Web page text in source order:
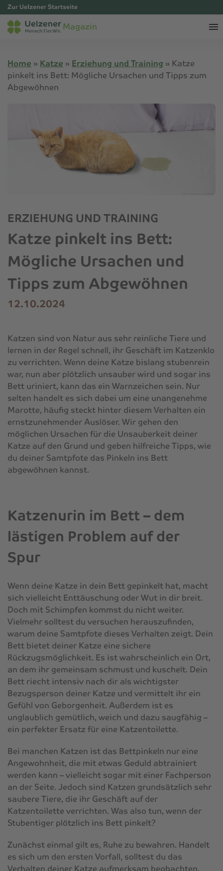
Zur Uelzener Startseite
Magazin
Home » Katze » Erziehung und Training » Katze
pinkelt ins Bett: Mögliche Ursachen und Tipps zum
Abgewöhnen
ERZIEHUNG UND TRAINING
Katze pinkelt ins Bett:
Mögliche Ursachen und
Tipps zum Abgewöhnen
12.10.2024
Katzen sind von Natur aus sehr reinliche Tiere und
lernen in der Regel schnell, ihr Geschäft im Katzenklo
zu verrichten. Wenn deine Katze bislang stubenrein
war, nun aber plötzlich unsauber wird und sogar ins
Bett uriniert, kann das ein Warnzeichen sein. Nur
selten handelt es sich dabei um eine unangenehme
Marotte, häufig steckt hinter diesem Verhalten ein
ernstzunehmender Auslöser. Wir gehen den
möglichen Ursachen für die Unsauberkeit deiner
Katze auf den Grund und geben hilfreiche Tipps, wie
du deiner Samtpfote das Pinkeln ins Bett
abgewöhnen kannst.
Katzenurin im Bett – dem
lästigen Problem auf der
Spur
Wenn deine Katze in dein Bett gepinkelt hat, macht
sich vielleicht Enttäuschung oder Wut in dir breit.
Doch mit Schimpfen kommst du nicht weiter.
Vielmehr solltest du versuchen herauszufinden,
warum deine Samtpfote dieses Verhalten zeigt. Dein
Bett bietet deiner Katze eine sichere
Rückzugsmöglichkeit. Es ist wahrscheinlich ein Ort,
an dem ihr gemeinsam schmust und kuschelt. Dein
Bett riecht intensiv nach dir als wichtigster
Bezugsperson deiner Katze und vermittelt ihr ein
Gefühl von Geborgenheit. Außerdem ist es
unglaublich gemütlich, weich und dazu saugfähig –
ein perfekter Ersatz für eine Katzentoilette.
Bei manchen Katzen ist das Bettpinkeln nur eine
Angewohnheit, die mit etwas Geduld abtrainiert
werden kann – vielleicht sogar mit einer Fachperson
an der Seite. Jedoch sind Katzen grundsätzlich sehr
saubere Tiere, die ihr Geschäft auf der
Katzentoilette verrichten. Was also tun, wenn der
Stubentiger plötzlich ins Bett pinkelt?
Zunächst einmal gilt es, Ruhe zu bewahren. Handelt
es sich um den ersten Vorfall, solltest du das
Verhalten deiner Katze aufmerksam beobachten.